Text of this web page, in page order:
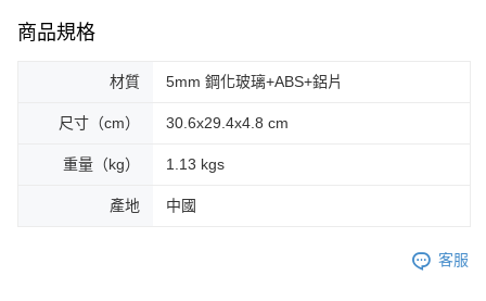
商品規格
材質 5mm 鋼化玻璃+ABS+鋁片
尺寸（cm） 30.6x29.4x4.8 cm
重量（kg） 1.13 kgs
產地 中國
客服